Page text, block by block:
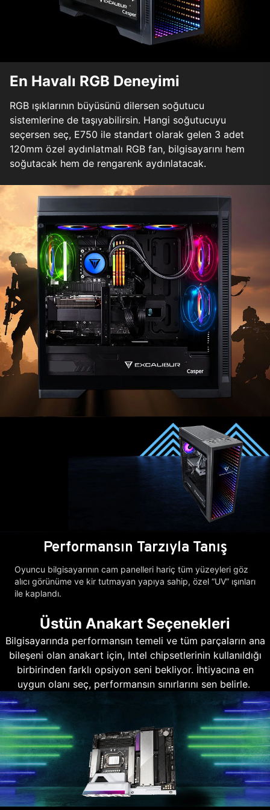
En Havalı RGB Deneyimi
RGB ışıklarının büyüsünü dilersen soğutucu
sistemlerine de taşıyabilirsin. Hangi soğutucuyu
seçersen seç, E750 ile standart olarak gelen 3 adet
120mm özel aydınlatmalı RGB fan, bilgisayarını hem
soğutacak hem de rengarenk aydınlatacak.
Performansın Tarzıyla Tanış
Oyuncu bilgisayarının cam panelleri hariç tüm yüzeyleri göz
alıcı görünüme ve kir tutmayan yapıya sahip, özel “UV” ışınları
ile kaplandı.
Üstün Anakart Seçenekleri
Bilgisayarında performansın temeli ve tüm parçaların ana
bileşeni olan anakart için, Intel chipsetlerinin kullanıldığı
birbirinden farklı opsiyon seni bekliyor. İhtiyacına en
uygun olanı seç, performansın sınırlarını sen belirle.